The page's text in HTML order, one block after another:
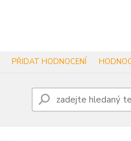
PŘIDAT HODNOCENÍ